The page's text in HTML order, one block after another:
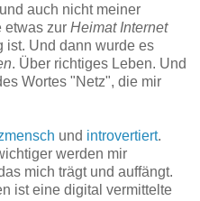
auch nicht meiner
etwas zur Heimat Internet
ist. Und dann wurde es
. Über richtiges Leben. Und
Wortes "Netz", die mir
und introvertiert.
werden mir
mich trägt und auffängt.
ist eine digital vermittelte